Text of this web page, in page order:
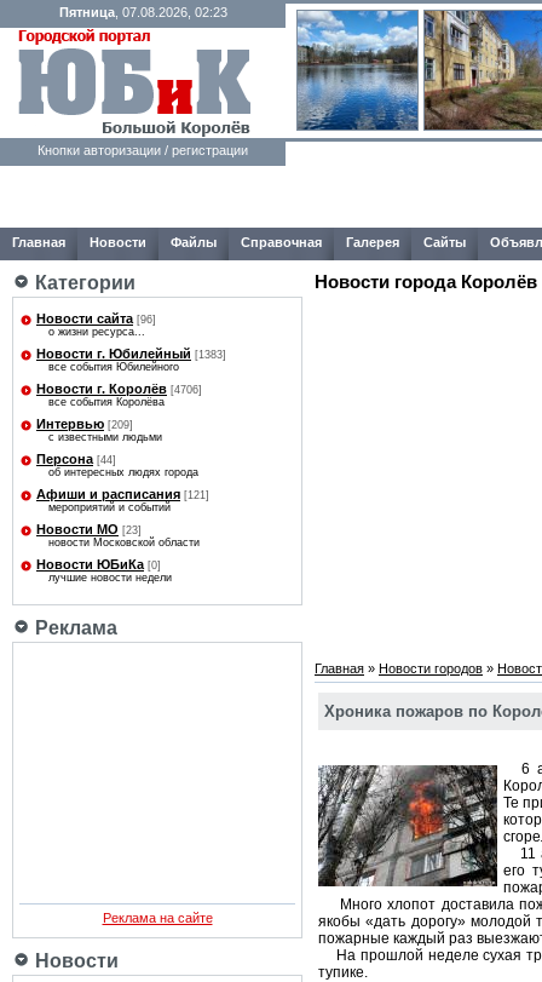
Пятница, 07.08.2026, 02:23
Кнопки авторизации / регистрации
Главная Новости Файлы Справочная Галерея Сайты
Категории
Новости сайта [96]
о жизни ресурса...
Новости г. Юбилейный [1383]
все события Юбилейного
Новости г. Королёв [4706]
все события Королёва
Интервью [209]
с известными людьми
Персона [44]
об интересных людях города
Афиши и расписания [121]
мероприятий и событий
Новости МО [23]
новости Московской области
Новости ЮБиКа [0]
лучшие новости недели
Реклама
Реклама на сайте
Новости
Новости города Королёв
Главная » Новости городов »
Хроника пожаров по
6
Те
11
его
Много хлопот доставила
якобы «дать дорогу» молодой
пожарные каждый раз выезжают
На прошлой неделе сухая
тупике.